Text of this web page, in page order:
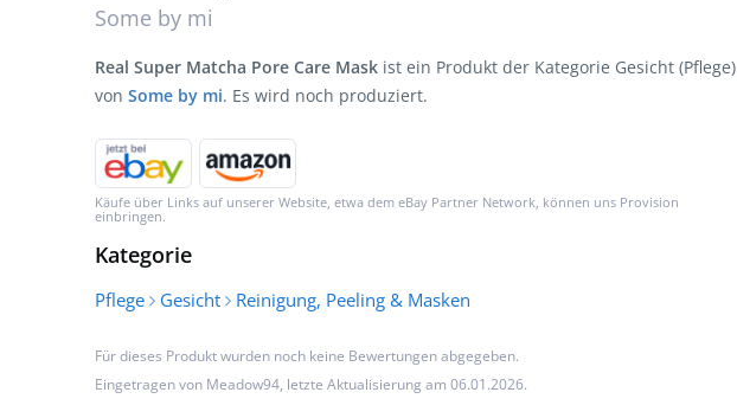
Some by mi
Real Super Matcha Pore Care Maskist ein Produkt der Kategorie Gesicht (Pflege)
von Some by mi. Es wird noch produziert.
Käufe über Links auf unserer Website, etwa dem eBay Partner Network, können uns Provision
einbringen.
Kategorie
Pflege Gesicht Reinigung, Peeling & Masken
Für dieses Produkt wurden noch keine Bewertungen abgegeben.
Eingetragen von Meadow94, letzte Aktualisierung am 06.01.2026.